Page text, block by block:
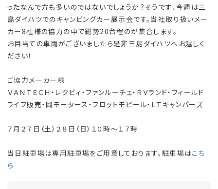
ったなんで方も多いのではないでしょうか？そうです、今週は三
島ダイハツでのキャンピングカー展示会です。当社取り扱いメー
カー8社様の協力の中で総勢20台程のが集合します。
お目当ての車両がございましたら是非三島ダイハツへお越しく
ださい！
ご協力メーカー様
ＶＡＮＴＥＣＨ・レクビィ・ファンルーチェ・ＲＶランド・フィールド
ライフ販売・岡モータース・フロットモビール・ＬＴキャンパーズ
７月２７日（土）２８日（日）１０時～１７時
当日駐車場は専用駐車場をご用意しております、駐車場はこち
ら